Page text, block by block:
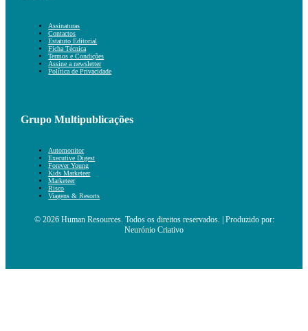
Assinaturas
Contactos
Estatuto Editorial
Ficha Técnica
Termos e Condições
Assine a newsletter
Política de Privacidade
Grupo Multipublicações
Automonitor
Executive Digest
Forever Young
Kids Marketeer
Marketeer
Risco
Viagens & Resorts
© 2026 Human Resources. Todos os direitos reservados. | Produzido por:
Neurónio Criativo